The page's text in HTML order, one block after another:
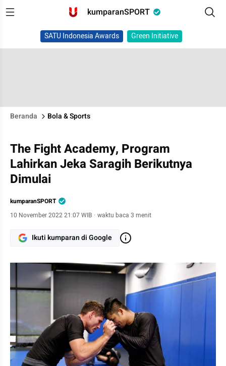
kumparanSPORT
SATU Indonesia Awards Green Initiative
Beranda Bola & Sports
The Fight Academy, Program
Lahirkan Jeka Saragih Berikutnya
Dimulai
kumparanSPORT
10 November 2022 21:07 WIB · waktu baca 3 menit
Ikuti kumparan di Google